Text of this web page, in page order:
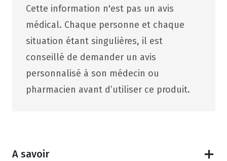
Cette information n'est pas un avis
médical. Chaque personne et chaque
situation étant singulières, il est
conseillé de demander un avis
personnalisé à son médecin ou
pharmacien avant d’utiliser ce produit.
A savoir